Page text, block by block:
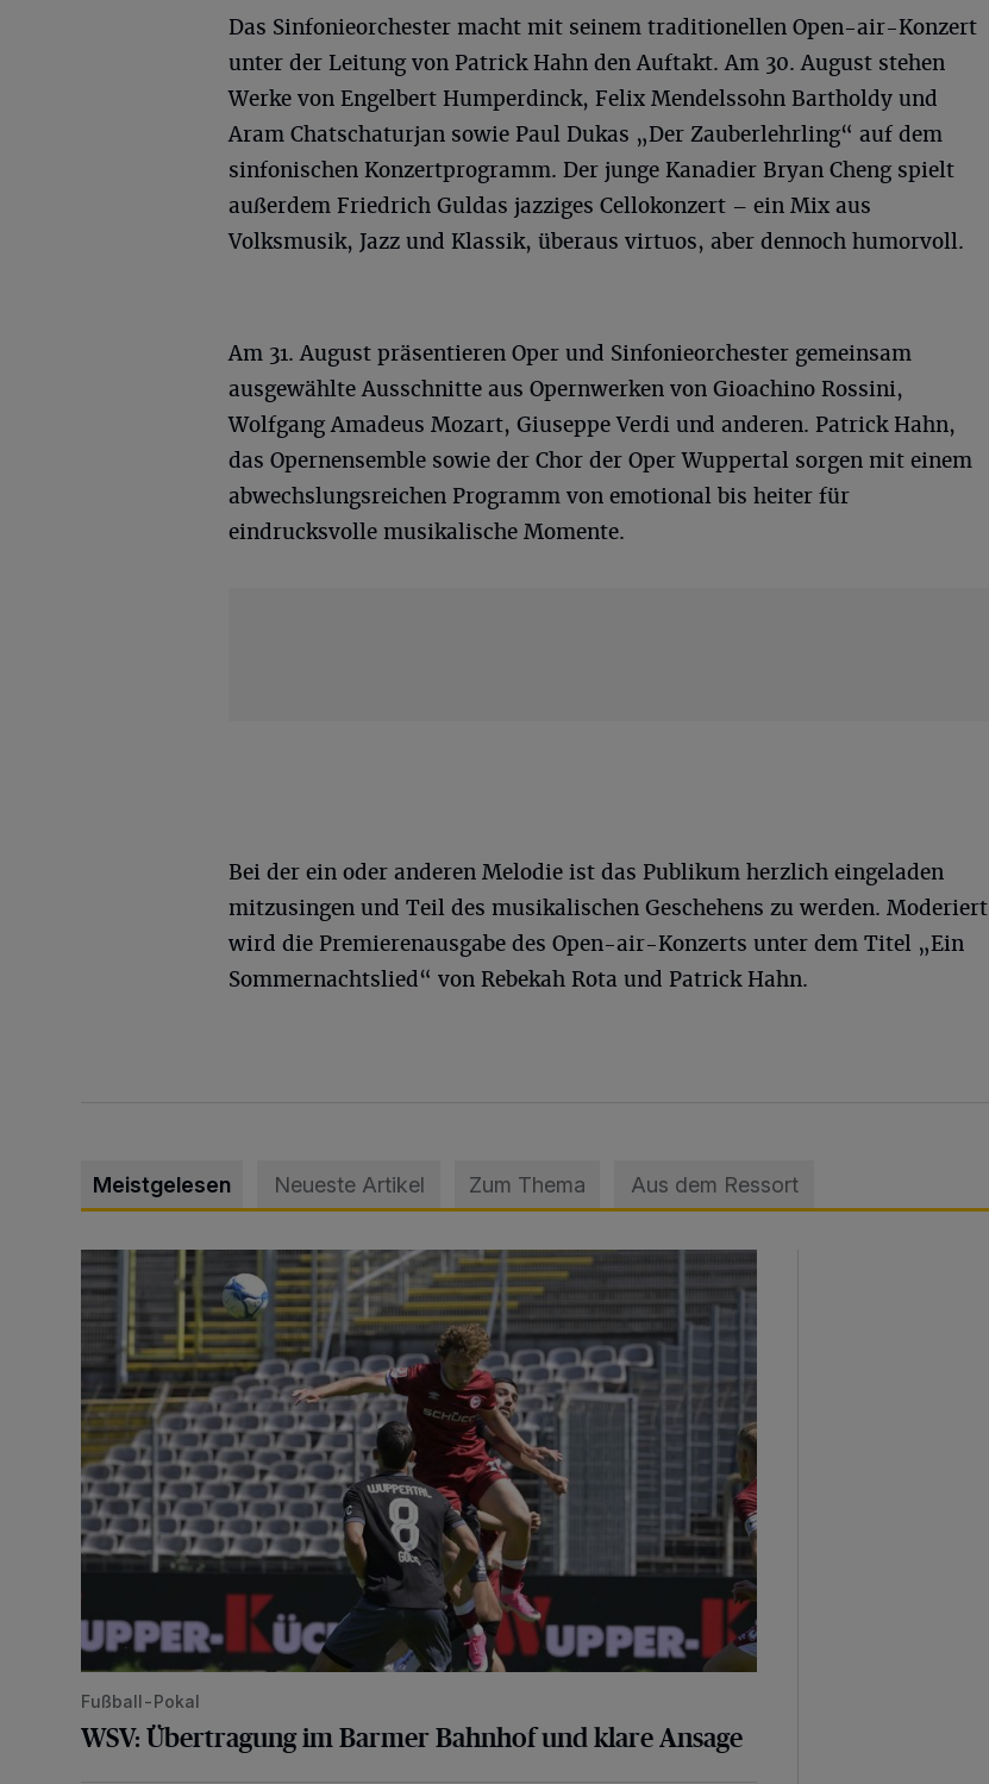
Das Sinfonieorchester macht mit seinem traditionellen Open-air-Konzert
unter der Leitung von Patrick Hahn den Auftakt. Am 30. August stehen
Werke von Engelbert Humperdinck, Felix Mendelssohn Bartholdy und
Aram Chatschaturjan sowie Paul Dukas „Der Zauberlehrling“ auf dem
sinfonischen Konzertprogramm. Der junge Kanadier Bryan Cheng spielt
außerdem Friedrich Guldas jazziges Cellokonzert – ein Mix aus
Volksmusik, Jazz und Klassik, überaus virtuos, aber dennoch humorvoll.
Am 31. August präsentieren Oper und Sinfonieorchester gemeinsam
ausgewählte Ausschnitte aus Opernwerken von Gioachino Rossini,
Wolfgang Amadeus Mozart, Giuseppe Verdi und anderen. Patrick Hahn,
das Opernensemble sowie der Chor der Oper Wuppertal sorgen mit einem
abwechslungsreichen Programm von emotional bis heiter für
eindrucksvolle musikalische Momente.
Bei der ein oder anderen Melodie ist das Publikum herzlich eingeladen
mitzusingen und Teil des musikalischen Geschehens zu werden. Moderiert
wird die Premierenausgabe des Open-air-Konzerts unter dem Titel „Ein
Sommernachtslied“ von Rebekah Rota und Patrick Hahn.
Meistgelesen Neueste Artikel Zum Thema Aus dem Ressort
WSV: Übertragung im Barmer Bahnhof und klare Ansage
Fußball-Pokal
WSV: Übertragung im Barmer Bahnhof und klare Ansage